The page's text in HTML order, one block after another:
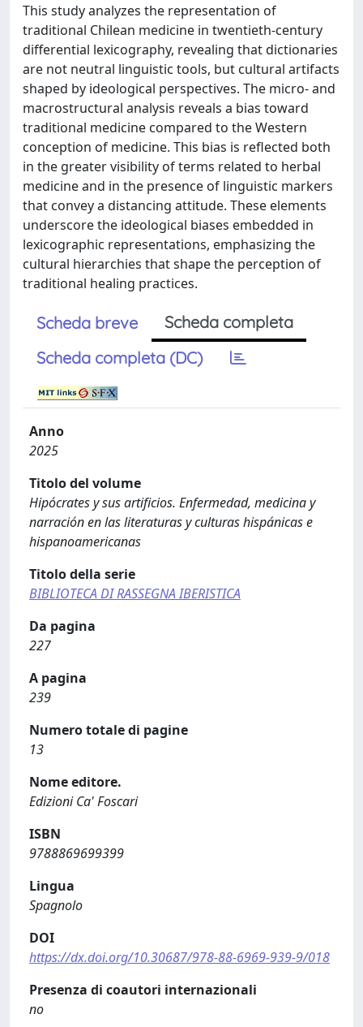
This study analyzes the representation of
traditional Chilean medicine in twentieth-century
differential lexicography, revealing that dictionaries
are not neutral linguistic tools, but cultural artifacts
shaped by ideological perspectives. The micro- and
macrostructural analysis reveals a bias toward
traditional medicine compared to the Western
conception of medicine. This bias is reflected both
in the greater visibility of terms related to herbal
medicine and in the presence of linguistic markers
that convey a distancing attitude. These elements
underscore the ideological biases embedded in
lexicographic representations, emphasizing the
cultural hierarchies that shape the perception of
traditional healing practices.
Scheda breve
Scheda completa
Scheda completa (DC)
Anno
2025
Titolo del volume
Hipócrates y sus artificios. Enfermedad, medicina y
narración en las literaturas y culturas hispánicas e
hispanoamericanas
Titolo della serie
BIBLIOTECA DI RASSEGNA IBERISTICA
Da pagina
227
A pagina
239
Numero totale di pagine
13
Nome editore.
Edizioni Ca' Foscari
ISBN
9788869699399
Lingua
Spagnolo
DOI
https://dx.doi.org/10.30687/978-88-6969-939-9/018
Presenza di coautori internazionali
no